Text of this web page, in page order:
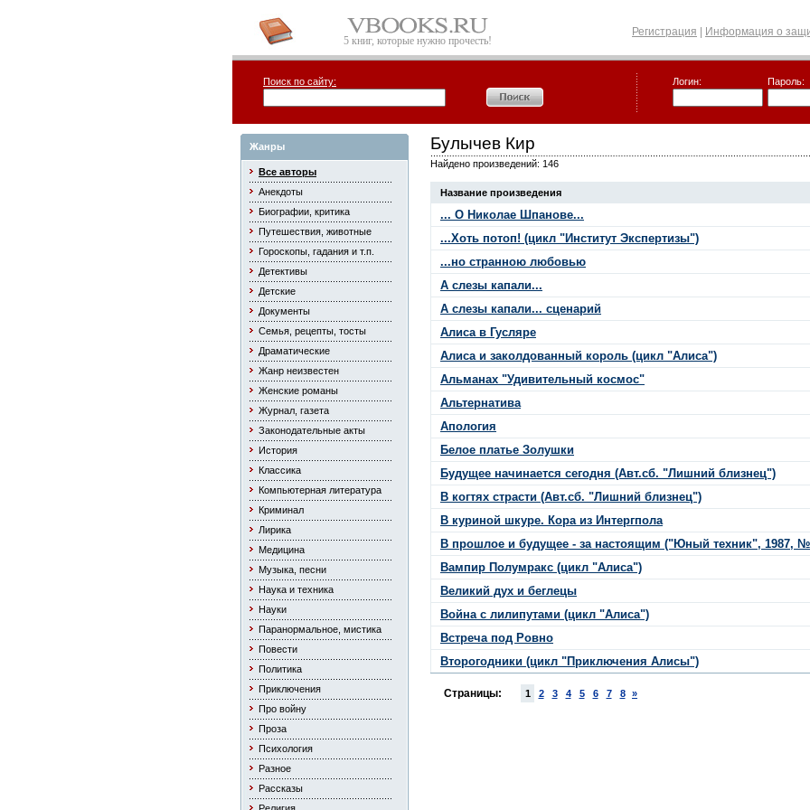
5 книг, которые нужно прочесть!
Регистрация Информация о
Поиск по сайту: Логин: Пароль:
Жанры
Все авторы
Анекдоты
Биографии, критика
Путешествия, животные
Гороскопы, гадания и т.п.
Детективы
Детские
Документы
Семья, рецепты, тосты
Драматические
Жанр неизвестен
Женские романы
Журнал, газета
Законодательные акты
История
Классика
Компьютерная литература
Криминал
Лирика
Медицина
Музыка, песни
Наука и техника
Науки
Паранормальное, мистика
Повести
Политика
Приключения
Про войну
Проза
Психология
Разное
Рассказы
Булычев Кир
Найдено произведений: 146
Название произведения
... О Николае Шпанове...
...Хоть потоп! (цикл "Институт Экспертизы")
...но странною любовью
А слезы капали...
А слезы капали... сценарий
Алиса в Гусляре
Алиса и заколдованный король (цикл "Алиса")
Альманах "Удивительный космос"
Альтернатива
Апология
Белое платье Золушки
Будущее начинается сегодня (Авт.сб. "Лишний близнец")
В когтях страсти (Авт.сб. "Лишний близнец")
В куриной шкуре. Кора из Интергпола
В прошлое и будущее - за настоящим ("Юный техник", 1987,
Вампир Полумракс (цикл "Алиса")
Великий дух и беглецы
Война с лилипутами (цикл "Алиса")
Встреча под Ровно
Второгодники (цикл "Приключения Алисы")
Страницы: 1 2 3 4 5 6 7 8 »